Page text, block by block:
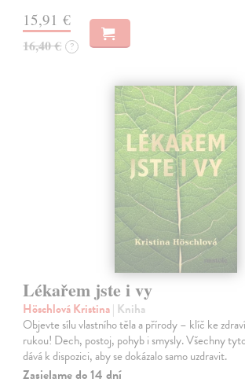
15,91 €
16,40 € ?
Lékařem jste i vy
Höschlová Kristina| Kniha
Objevte sílu vlastního těla a přírody – klíč ke
rukou! Dech, postoj, pohyb i smysly. Všechny
dává k dispozici, aby se dokázalo samo uzdravit.
Zasielame do 14 dní